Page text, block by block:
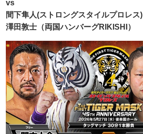
vs
間下隼人(ストロングスタイルプロレス)
澤田敦士（両国ハンバーグRIKISHI​）